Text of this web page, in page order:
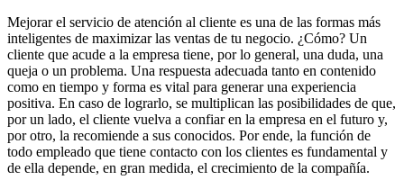
Mejorar el servicio de atención al cliente es una de las formas más
inteligentes de maximizar las ventas de tu negocio. ¿Cómo? Un
cliente que acude a la empresa tiene, por lo general, una duda, una
queja o un problema. Una respuesta adecuada tanto en contenido
como en tiempo y forma es vital para generar una experiencia
positiva. En caso de lograrlo, se multiplican las posibilidades de que,
por un lado, el cliente vuelva a confiar en la empresa en el futuro y,
por otro, la recomiende a sus conocidos. Por ende, la función de
todo empleado que tiene contacto con los clientes es fundamental y
de ella depende, en gran medida, el crecimiento de la compañía.